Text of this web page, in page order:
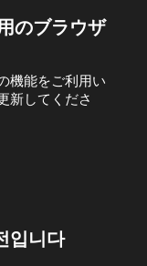
のブラウザ
機能をご利用い
新してくださ
입니다